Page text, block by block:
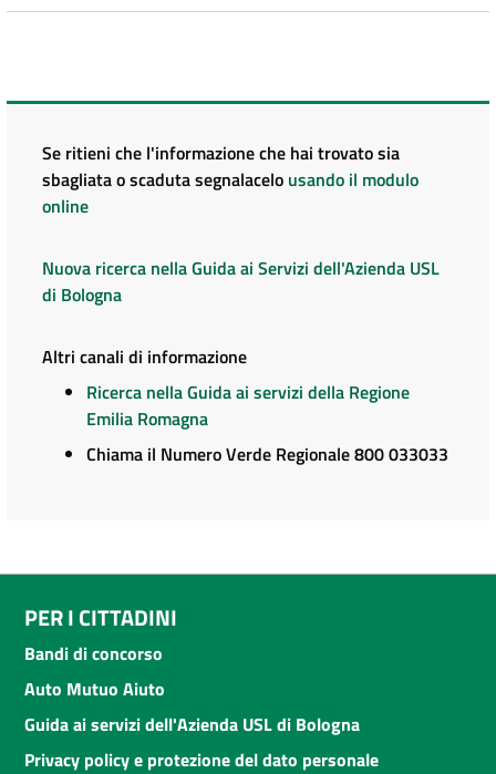
Se ritieni che l'informazione che hai trovato sia
sbagliata o scaduta segnalacelo usando il modulo
online
Nuova ricerca nella Guida ai Servizi dell'Azienda USL
di Bologna
Altri canali di informazione
Ricerca nella Guida ai servizi della Regione
Emilia Romagna
Chiama il Numero Verde Regionale 800 033033
PER I CITTADINI
Bandi di concorso
Auto Mutuo Aiuto
Guida ai servizi dell'Azienda USL di Bologna
Privacy policy e protezione del dato personale